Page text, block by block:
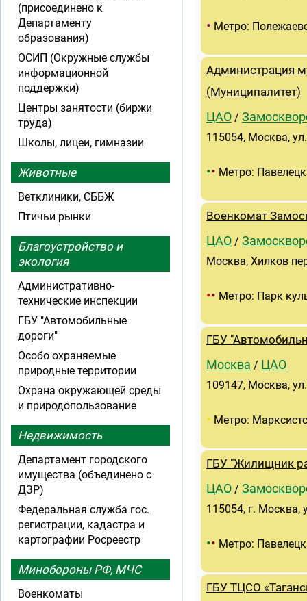
• Метро:
Администрация
(Муниципалитет)
ЦАО /
115054, Москва,
•• Метро:
Военкомат
ЦАО /
Москва, Хилков
•• Метро: Парк
ГБУ
Москва / ЦАО
109147, Москва,
• Метро:
ГБУ "Жилищник
ЦАО /
115054, г. Москва,
•• Метро:
ГБУ ТЦСО
(присоединено к
Департаменту
образования)
ОСИП (Окружные службы
информационной
поддержки)
Центры занятости (биржи
труда)
Школы, лицеи, гимназии
Животные
Ветклиники, СББЖ
Птичьи рынки
Благоустройство и
экология
Административно-
технические инспекции
ГБУ "Автомобильные
дороги"
Особо охраняемые
природные территории
Охрана окружающей среды
и природопользование
Недвижимость
Департамент городского
имущества (объединено с
ДЗР)
Федеральная служба гос.
регистрации, кадастра и
картографии Росреестр
Минобороны РФ, МЧС
Военкоматы